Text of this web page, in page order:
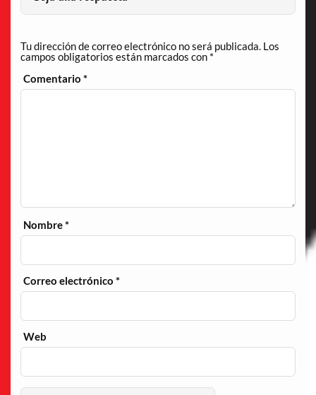
Tu dirección de correo electrónico no será publicada. Los
campos obligatorios están marcados con *
Comentario*
Nombre*
Correo electrónico*
Web